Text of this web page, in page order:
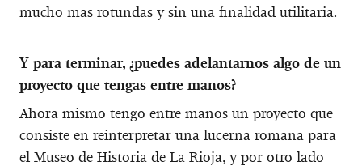
mucho mas rotundas y sin una finalidad utilitaria.
Y para terminar, ¿puedes adelantarnos algo de un
proyecto que tengas entre manos?
Ahora mismo tengo entre manos un proyecto que
consiste en reinterpretar una lucerna romana para
el Museo de Historia de La Rioja, y por otro lado